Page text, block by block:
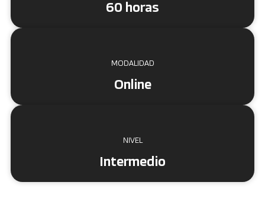
60 horas
MODALIDAD
Online
NIVEL
Intermedio